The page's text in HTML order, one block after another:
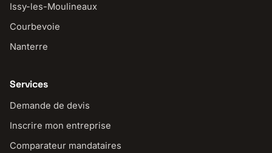
Issy-les-Moulineaux
Courbevoie
Nanterre
Services
Demande de devis
Inscrire mon entreprise
Comparateur mandataires